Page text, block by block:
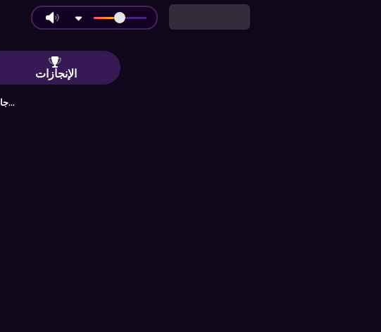
المجانية متعددة اللاعبين: العب مع الأصدقاء أو ضد 7 روبوتات ذكاء اصطناعي
الإنجازات
جارٍ تحميل الإنجازات...